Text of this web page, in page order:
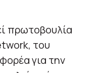
πρωτοβουλία
του
για την